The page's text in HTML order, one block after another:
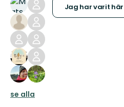
Jag har varit här
se alla